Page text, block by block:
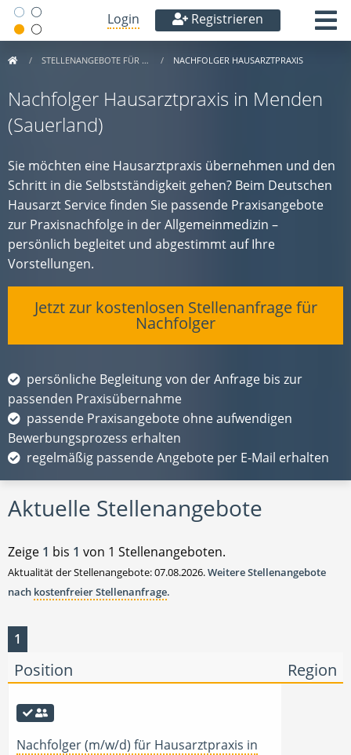
Login Registrieren
STELLENANGEBOTE FÜR … NACHFOLGER HAUSARZTPRAXIS
Nachfolger Hausarztpraxis in Menden
(Sauerland)
Sie möchten eine Hausarztpraxis übernehmen und den
Schritt in die Selbstständigkeit gehen? Beim Deutschen
Hausarzt Service finden Sie passende Praxisangebote
zur Praxisnachfolge in der Allgemeinmedizin –
persönlich begleitet und abgestimmt auf Ihre
Vorstellungen.
Jetzt zur kostenlosen Stellenanfrage für
Nachfolger
persönliche Begleitung von der Anfrage bis zur
passenden Praxisübernahme
passende Praxisangebote ohne aufwendigen
Bewerbungsprozess erhalten
regelmäßig passende Angebote per E-Mail erhalten
Aktuelle Stellenangebote
Zeige 1 bis 1 von 1 Stellenangeboten.
Aktualität der Stellenangebote: 07.08.2026.Weitere Stellenangebote
nach kostenfreier Stellenanfrage.
1
Position Region
Nachfolger (m/w/d) für Hausarztpraxis in